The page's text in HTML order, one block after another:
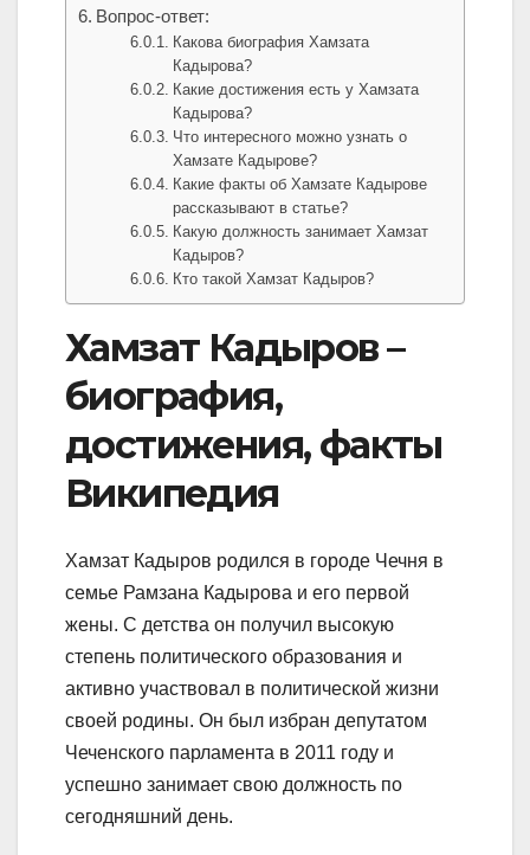
Вопрос-ответ:
Какова биография Хамзата
Кадырова?
Какие достижения есть у Хамзата
Кадырова?
Что интересного можно узнать о
Хамзате Кадырове?
Какие факты об Хамзате Кадырове
рассказывают в статье?
Какую должность занимает Хамзат
Кадыров?
Кто такой Хамзат Кадыров?
Хамзат Кадыров –
биография,
достижения, факты
Википедия
Хамзат Кадыров родился в городе Чечня в
семье Рамзана Кадырова и его первой
жены. С детства он получил высокую
степень политического образования и
активно участвовал в политической жизни
своей родины. Он был избран депутатом
Чеченского парламента в 2011 году и
успешно занимает свою должность по
сегодняшний день.